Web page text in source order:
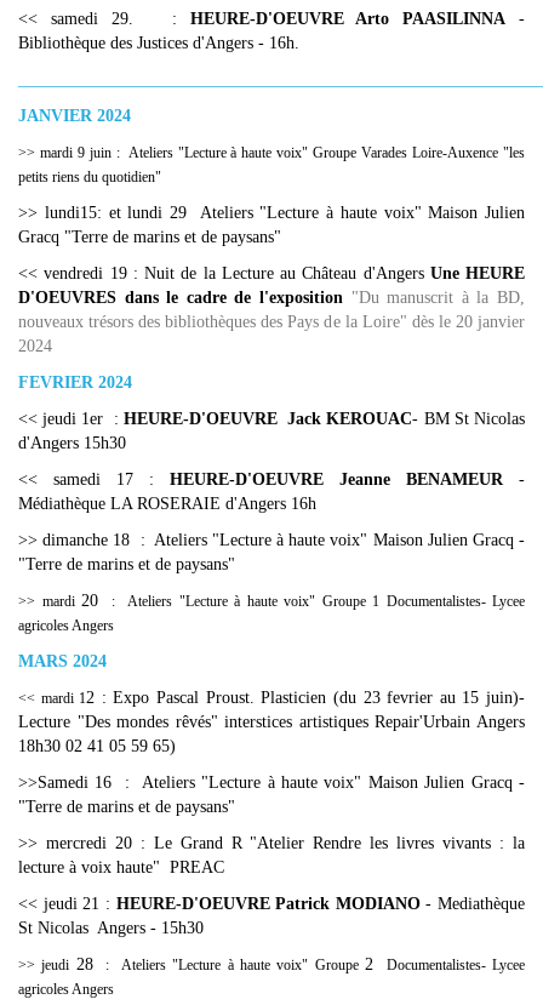
<< samedi 29. : HEURE-D'OEUVRE Arto PAASILINNA -
Bibliothèque des Justices d'Angers - 16h.
JANVIER 2024
>> mardi 9 juin : Ateliers "Lecture à haute voix" Groupe Varades Loire-Auxence "les
petits riens du quotidien"
>> lundi15: et lundi 29 Ateliers "Lecture à haute voix" Maison Julien
Gracq "Terre de marins et de paysans"
<< vendredi 19 : Nuit de la Lecture au Château d'Angers Une HEURE
D'OEUVRES dans le cadre de l'exposition "Du manuscrit à la BD,
nouveaux trésors des bibliothèques des Pays de la Loire" dès le 20 janvier
2024
FEVRIER 2024
<< jeudi 1er : HEURE-D'OEUVRE Jack KEROUAC- BM St Nicolas
d'Angers 15h30
<< samedi 17 : HEURE-D'OEUVRE Jeanne BENAMEUR -
Médiathèque LA ROSERAIE d'Angers 16h
>> dimanche 18 : Ateliers "Lecture à haute voix" Maison Julien Gracq -
"Terre de marins et de paysans"
>> mardi 20 : Ateliers "Lecture à haute voix" Groupe 1 Documentalistes- Lycee
agricoles Angers
MARS 2024
<< mardi 12 : Expo Pascal Proust. Plasticien (du 23 fevrier au 15 juin)-
Lecture "Des mondes rêvés" interstices artistiques Repair'Urbain Angers
18h30 02 41 05 59 65)
>>Samedi 16 : Ateliers "Lecture à haute voix" Maison Julien Gracq -
"Terre de marins et de paysans"
>> mercredi 20 : Le Grand R "Atelier Rendre les livres vivants : la
lecture à voix haute" PREAC
<< jeudi 21 : HEURE-D'OEUVRE Patrick MODIANO- Mediathèque
St Nicolas Angers - 15h30
>> jeudi 28: Ateliers "Lecture à haute voix" Groupe2 Documentalistes- Lycee
agricoles Angers